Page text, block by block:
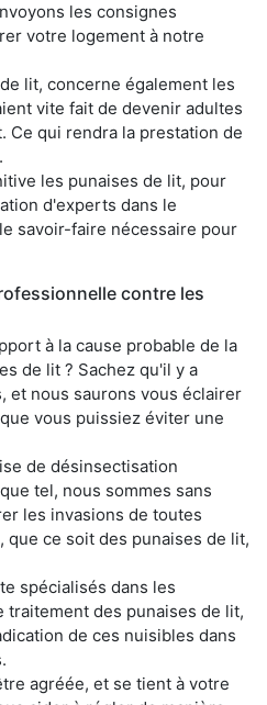
les consignes
votre logement à notre
lit, concerne également les
vite fait de devenir adultes
Ce qui rendra la prestation de
les punaises de lit, pour
d'experts dans le
savoir-faire nécessaire pour
contre les
à la cause probable de la
de lit ? Sachez qu'il y a
et nous saurons vous éclairer
vous puissiez éviter une
de désinsectisation
tel, nous sommes sans
les invasions de toutes
ce soit des punaises de lit,
spécialisés dans les
traitement des punaises de lit,
de ces nuisibles dans
agréée, et se tient à votre